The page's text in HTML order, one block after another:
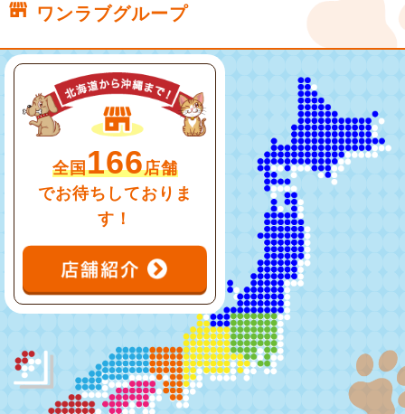
ワンラブグループ
全国166店舗
でお待ちしておりま
す！